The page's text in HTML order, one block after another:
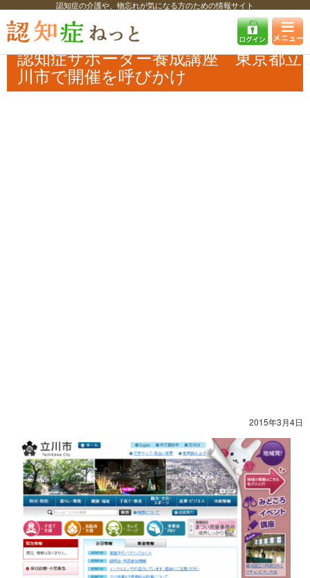
認知症の介護や、物忘れが気になる方のための情報サイト
認知症ねっと 認知症最新ニュース 自治体・企業
認知症サポーター養
成講座 東京都立川市で開催を呼びかけ
認知症サポーター養成講座 東京都立
川市で開催を呼びかけ
2015年3月4日